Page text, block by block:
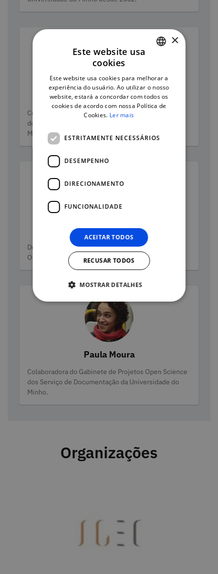
André Vieira
Categorias
Colaborador do Gabinete de Projetos Open Science
dos Serviços de Documentação da Universidade do
Minho nos projetos OpenAIRE e FAIRsFAIR.
Antónia Correia
Categorias
Documentation Services - Open Access Projects
Office
Paula Moura
Categorias
Colaboradora do Gabinete de Projetos Open Science
dos Serviço de Documentação da Universidade do
Minho.
Organizações
ENGLISH
×
Este website usa
cookies
Este website usa cookies para melhorar a
experiência do usuário. Ao utilizar o nosso
website, estará a concordar com todos os
cookies de acordo com nossa Política de
Cookies. Ler mais
ESTRITAMENTE NECESSÁRIOS
DESEMPENHO
DIRECIONAMENTO
FUNCIONALIDADE
ACEITAR TODOS
RECUSAR TODOS
MOSTRAR DETALHES